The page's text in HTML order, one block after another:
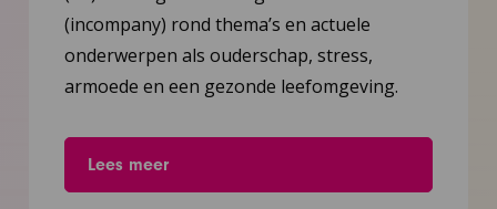
(incompany) rond thema’s en actuele
onderwerpen als ouderschap, stress,
armoede en een gezonde leefomgeving.
Lees meer